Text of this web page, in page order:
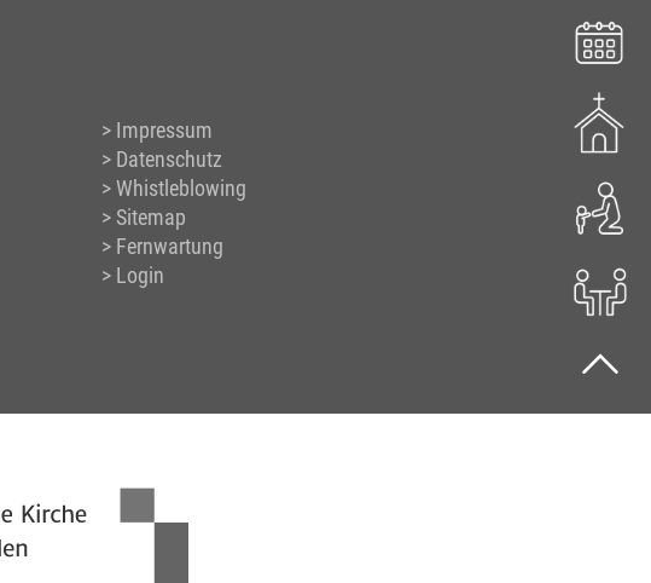
Impressum
Datenschutz
Whistleblowing
Sitemap
Fernwartung
Login